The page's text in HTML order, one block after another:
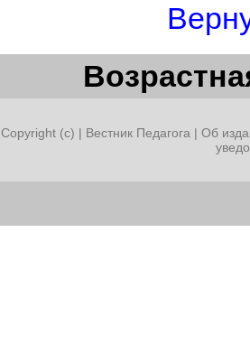
Copyright (c) | Вестник Педагога | Об